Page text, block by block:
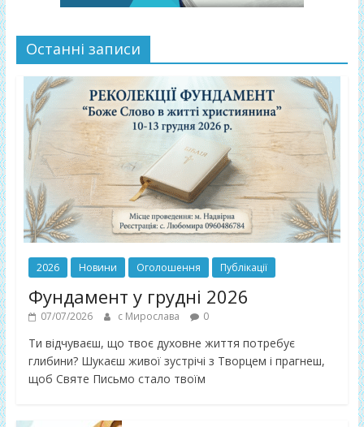
Останні записи
2026 Новини Оголошення Публікації
Фундамент у грудні 2026
07/07/2026 с Мирослава 0
Ти відчуваєш, що твоє духовне життя потребує
глибини? Шукаєш живої зустрічі з Творцем і прагнеш,
щоб Святе Письмо стало твоїм